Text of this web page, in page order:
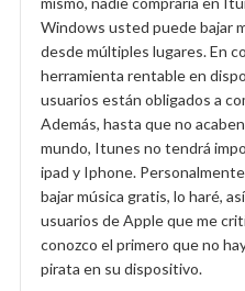
Windows usted puede bajar
desde múltiples lugares. En
herramienta rentable en
usuarios están obligados a
Además, hasta que no
mundo, Itunes no tendrá
ipad y Iphone.
bajar música gratis, lo haré,
usuarios de Apple que me
conozco el primero que no
pirata en su dispositivo.